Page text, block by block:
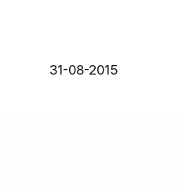
31-08-2015